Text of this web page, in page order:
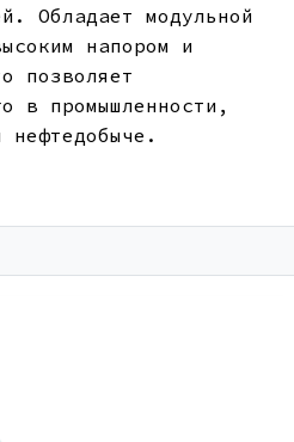
Обладает модульной
напором и
позволяет
в промышленности,
нефтедобыче.